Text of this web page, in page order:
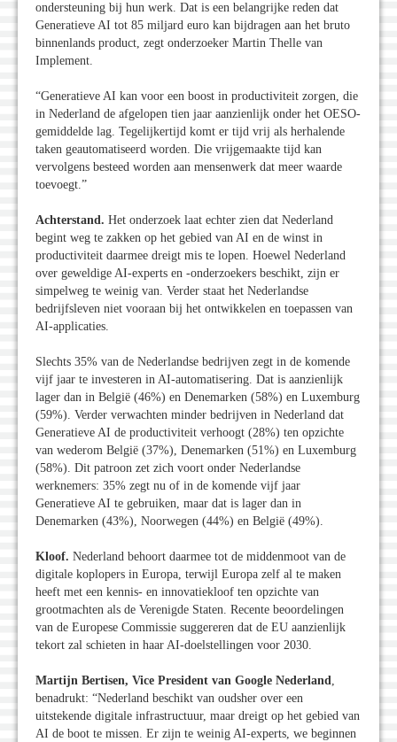
ondersteuning bij hun werk. Dat is een belangrijke reden dat
Generatieve AI tot 85 miljard euro kan bijdragen aan het bruto
binnenlands product, zegt onderzoeker Martin Thelle van
Implement.
“Generatieve AI kan voor een boost in productiviteit zorgen, die
in Nederland de afgelopen tien jaar aanzienlijk onder het OESO-
gemiddelde lag. Tegelijkertijd komt er tijd vrij als herhalende
taken geautomatiseerd worden. Die vrijgemaakte tijd kan
vervolgens besteed worden aan mensenwerk dat meer waarde
toevoegt.”
Achterstand. Het onderzoek laat echter zien dat Nederland
begint weg te zakken op het gebied van AI en de winst in
productiviteit daarmee dreigt mis te lopen. Hoewel Nederland
over geweldige AI-experts en -onderzoekers beschikt, zijn er
simpelweg te weinig van. Verder staat het Nederlandse
bedrijfsleven niet vooraan bij het ontwikkelen en toepassen van
AI-applicaties.
Slechts 35% van de Nederlandse bedrijven zegt in de komende
vijf jaar te investeren in AI-automatisering. Dat is aanzienlijk
lager dan in België (46%) en Denemarken (58%) en Luxemburg
(59%). Verder verwachten minder bedrijven in Nederland dat
Generatieve AI de productiviteit verhoogt (28%) ten opzichte
van wederom België (37%), Denemarken (51%) en Luxemburg
(58%). Dit patroon zet zich voort onder Nederlandse
werknemers: 35% zegt nu of in de komende vijf jaar
Generatieve AI te gebruiken, maar dat is lager dan in
Denemarken (43%), Noorwegen (44%) en België (49%).
Kloof. Nederland behoort daarmee tot de middenmoot van de
digitale koplopers in Europa, terwijl Europa zelf al te maken
heeft met een kennis- en innovatiekloof ten opzichte van
grootmachten als de Verenigde Staten. Recente beoordelingen
van de Europese Commissie suggereren dat de EU aanzienlijk
tekort zal schieten in haar AI-doelstellingen voor 2030.
Martijn Bertisen, Vice President van Google Nederland,
benadrukt: “Nederland beschikt van oudsher over een
uitstekende digitale infrastructuur, maar dreigt op het gebied van
AI de boot te missen. Er zijn te weinig AI-experts, we beginnen